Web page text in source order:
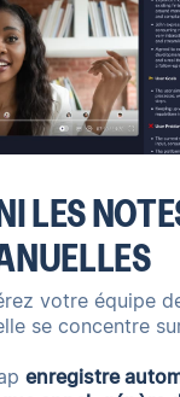
LES
votre équipe
se concentre
enregistre